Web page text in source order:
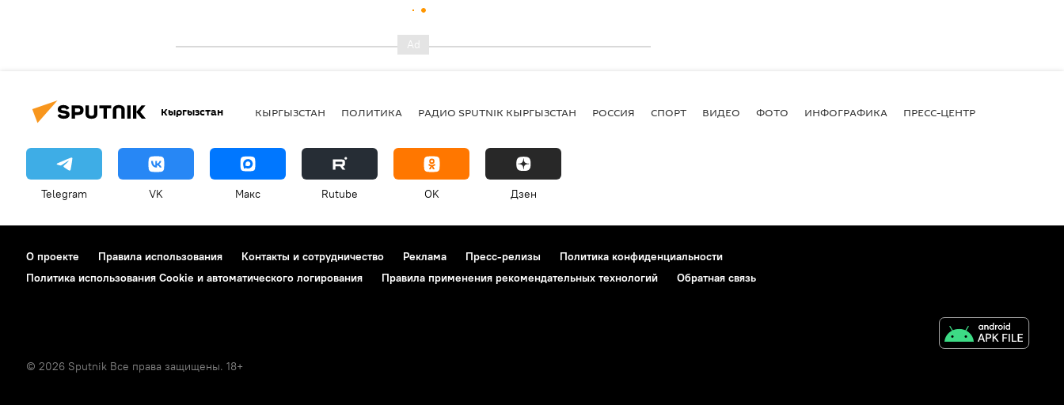
Кыргызстан КЫРГЫЗСТАН ПОЛИТИКА РАДИО SPUTNIK КЫРГЫЗСТАН РОССИЯ СПОРТ ВИДЕО ФОТО ИНФОГРАФИКА ПРЕСС-ЦЕНТР
Telegram VK Макс Rutube OK Дзен
О проекте Правила использования Контакты и сотрудничество Реклама Пресс-релизы
Политика конфиденциальности
Политика использования Cookie и автоматического логирования
Правила применения рекомендательных технологий Обратная связь
© 2026 Sputnik Все права защищены. 18+